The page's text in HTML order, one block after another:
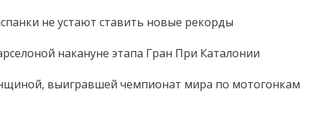
не устают ставить новые рекорды
накануне этапа Гран При Каталонии
выигравшей чемпионат мира по мотогонкам